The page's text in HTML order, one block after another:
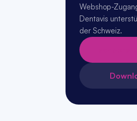
Webshop-
Dentavis
der Schweiz.